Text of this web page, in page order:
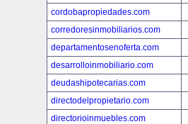
cordobapropiedades.com
corredoresinmobiliarios.com
departamentosenoferta.com
desarrolloinmobiliario.com
deudashipotecarias.com
directodelpropietario.com
directorioinmuebles.com